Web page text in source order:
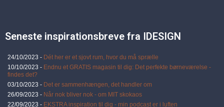
Seneste inspirationsbreve fra IDESIGN
24/10/2023 - Dét her er et sjovt rum, hvor du må sprælle
10/10/2023 - Endnu et GRATIS magasin til dig: Det perfekte børneværelse -
findes det?
03/10/2023 - Det er sammenhængen, det handler om
26/09/2023 - Når nok bliver nok - om MIT skokaos
22/09/2023 - EKSTRA inspiration til dig - min podcast er i luften